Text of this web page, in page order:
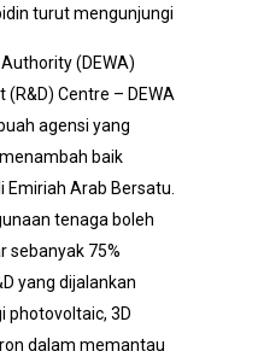
turut mengunjungi
(DEWA)
Centre – DEWA
agensi yang
baik
Arab Bersatu.
tenaga boleh
sebanyak 75%
yang dijalankan
photovoltaic, 3D
dalam memantau